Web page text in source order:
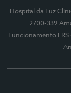
Hospital da Luz
2700-339
Funcionamento ERS